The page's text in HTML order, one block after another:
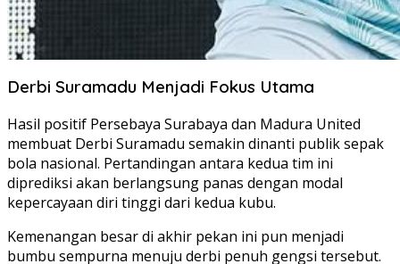
Derbi Suramadu Menjadi Fokus Utama
Hasil positif Persebaya Surabaya dan Madura United
membuat Derbi Suramadu semakin dinanti publik sepak
bola nasional. Pertandingan antara kedua tim ini
diprediksi akan berlangsung panas dengan modal
kepercayaan diri tinggi dari kedua kubu.
Kemenangan besar di akhir pekan ini pun menjadi
bumbu sempurna menuju derbi penuh gengsi tersebut.